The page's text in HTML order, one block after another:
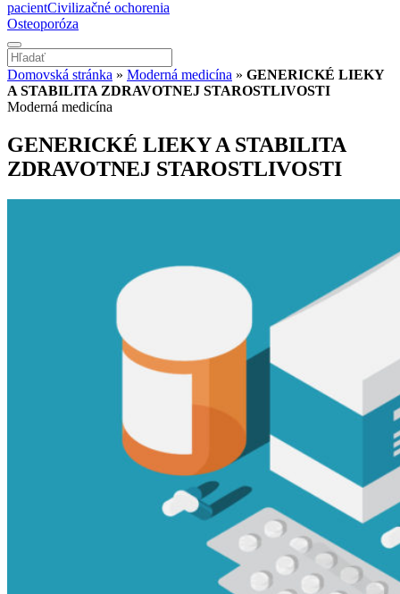
pacientCivilizačné ochorenia
Osteoporóza
Domovská stránka » Moderná medicína » GENERICKÉ LIEKY
A STABILITA ZDRAVOTNEJ STAROSTLIVOSTI
Moderná medicína
GENERICKÉ LIEKY A STABILITA
ZDRAVOTNEJ STAROSTLIVOSTI